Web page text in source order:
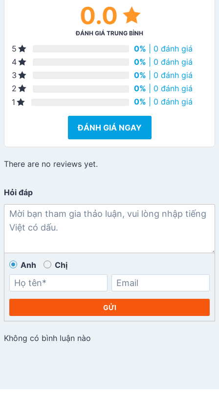
0.0
ĐÁNH GIÁ TRUNG BÌNH
5 0% | 0 đánh giá
4
0% | 0 đánh giá
3
0% | 0 đánh giá
2
0% | 0 đánh giá
1
0% | 0 đánh giá
ĐÁNH GIÁ NGAY
There are no reviews yet.
Hỏi đáp
Anh Chị
GỬI
Không có bình luận nào